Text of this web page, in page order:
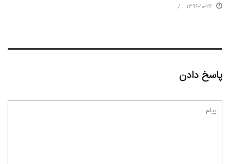
1396-10-26
پاسخ دادن